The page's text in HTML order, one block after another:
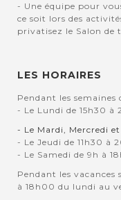
- Une équipe pour
ce soit lors des
privatisez le Salon de
LES HORAIRES
Pendant les semaines
- Le Lundi de 15h30 à
- Le Mardi, Mercredi
- Le Jeudi de 11h30 à
- Le Samedi de 9h à
Pendant les
à 18h00 du lundi au